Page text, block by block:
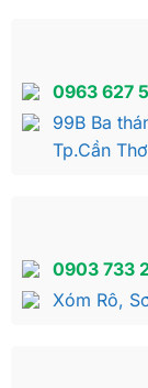
Sự tiện lợi và
Bộ sofa có
những vị
quần bên
0963 627
99B Ba
Tp.Cần Thơ
0903 733
Xóm Rô,